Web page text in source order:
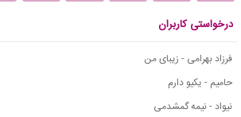
درخواستی کاربران
فرزاد بهرامی - زیبای من
حامیم - یکیو دارم
نیواد - نیمه گمشدمی